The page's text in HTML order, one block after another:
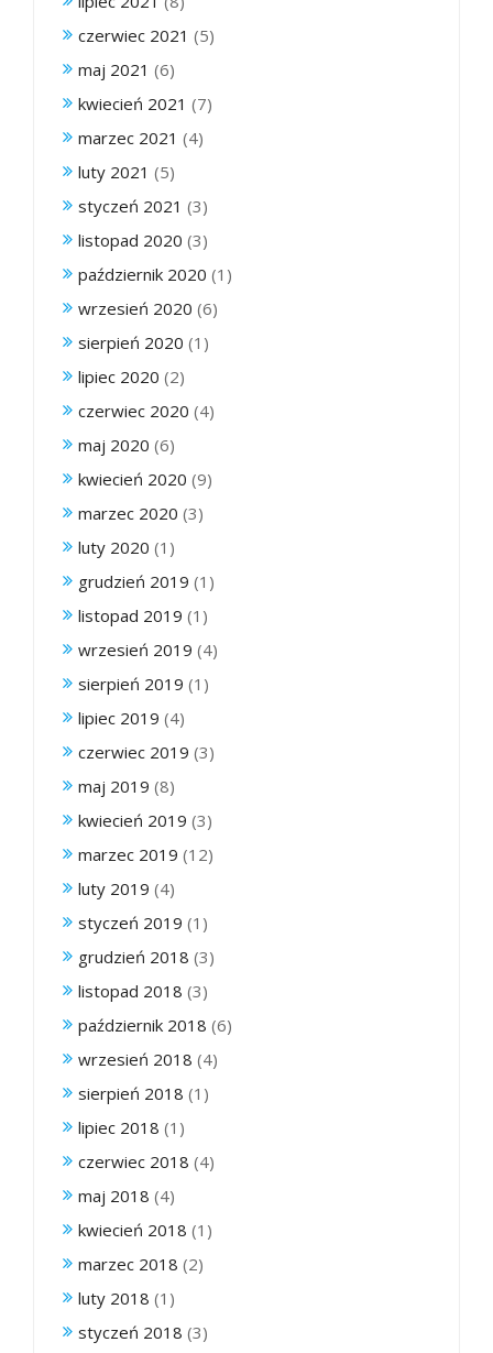
czerwiec 2021 (5)
maj 2021 (6)
kwiecień 2021 (7)
marzec 2021 (4)
luty 2021 (5)
styczeń 2021 (3)
listopad 2020 (3)
październik 2020 (1)
wrzesień 2020 (6)
sierpień 2020 (1)
lipiec 2020 (2)
czerwiec 2020 (4)
maj 2020 (6)
kwiecień 2020 (9)
marzec 2020 (3)
luty 2020 (1)
grudzień 2019 (1)
listopad 2019 (1)
wrzesień 2019 (4)
sierpień 2019 (1)
lipiec 2019 (4)
czerwiec 2019 (3)
maj 2019 (8)
kwiecień 2019 (3)
marzec 2019 (12)
luty 2019 (4)
styczeń 2019 (1)
grudzień 2018 (3)
listopad 2018 (3)
październik 2018 (6)
wrzesień 2018 (4)
sierpień 2018 (1)
lipiec 2018 (1)
czerwiec 2018 (4)
maj 2018 (4)
kwiecień 2018 (1)
marzec 2018 (2)
luty 2018 (1)
styczeń 2018 (3)